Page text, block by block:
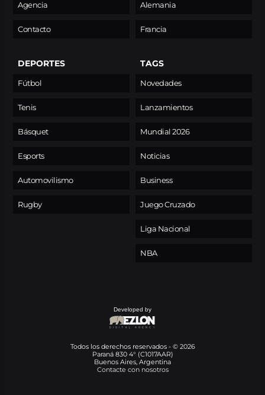
Agencia
Contacto
Alemania
Francia
DEPORTES
Fútbol
Tenis
Básquet
Esports
Automovilismo
Rugby
TAGS
Novedades
Lanzamientos
Mundial 2026
Noticias
Business
Juego Cruzado
Liga Nacional
NBA
Developed by
Todos los derechos reservados - © 2026
Paraná 830 4° (C1017AAR)
Buenos Aires, Argentina
Contacte con nosotros